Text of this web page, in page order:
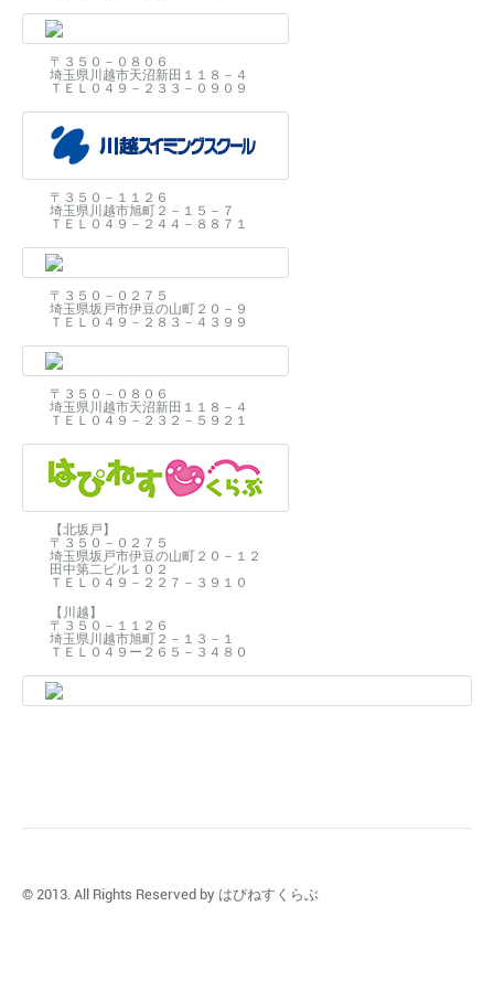
〒３５０－０８０６
埼玉県川越市天沼新田１１８－４
ＴＥＬ０４９－２３３－０９０９
〒３５０－１１２６
埼玉県川越市旭町２－１５－７
ＴＥＬ０４９－２４４－８８７１
〒３５０－０２７５
埼玉県坂戸市伊豆の山町２０－９
ＴＥＬ０４９－２８３－４３９９
〒３５０－０８０６
埼玉県川越市天沼新田１１８－４
ＴＥＬ０４９－２３２－５９２１
【北坂戸】
〒３５０－０２７５
埼玉県坂戸市伊豆の山町２０－１２
田中第二ビル１０２
ＴＥＬ０４９－２２７－３９１０
【川越】
〒３５０－１１２６
埼玉県川越市旭町２－１３－１
ＴＥＬ０４９ー２６５－３４８０
© 2013. All Rights Reserved by はぴねすくらぶ